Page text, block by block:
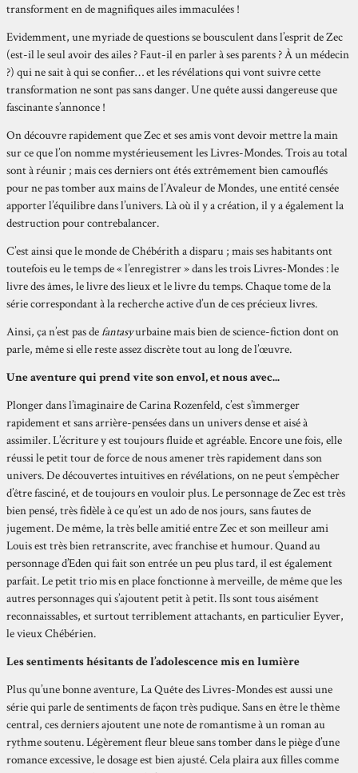
transforment en de magnifiques ailes immaculées !
Evidemment, une myriade de questions se bousculent dans l’esprit de Zec
(est-il le seul avoir des ailes ? Faut-il en parler à ses parents ? À un médecin
?) qui ne sait à qui se confier… et les révélations qui vont suivre cette
transformation ne sont pas sans danger. Une quête aussi dangereuse que
fascinante s’annonce !
On découvre rapidement que Zec et ses amis vont devoir mettre la main
sur ce que l’on nomme mystérieusement les Livres-Mondes. Trois au total
sont à réunir ; mais ces derniers ont étés extrêmement bien camouflés
pour ne pas tomber aux mains de l’Avaleur de Mondes, une entité censée
apporter l’équilibre dans l’univers. Là où il y a création, il y a également la
destruction pour contrebalancer.
C’est ainsi que le monde de Chébérith a disparu ; mais ses habitants ont
toutefois eu le temps de « l’enregistrer » dans les trois Livres-Mondes : le
livre des âmes, le livre des lieux et le livre du temps. Chaque tome de la
série correspondant à la recherche active d’un de ces précieux livres.
Ainsi, ça n’est pas defantasyurbaine mais bien de science-fiction dont on
parle, même si elle reste assez discrète tout au long de l’œuvre.
Une aventure qui prend vite son envol, et nous avec...
Plonger dans l’imaginaire de Carina Rozenfeld, c’est s’immerger
rapidement et sans arrière-pensées dans un univers dense et aisé à
assimiler. L’écriture y est toujours fluide et agréable. Encore une fois, elle
réussi le petit tour de force de nous amener très rapidement dans son
univers. De découvertes intuitives en révélations, on ne peut s’empêcher
d’être fasciné, et de toujours en vouloir plus. Le personnage de Zec est très
bien pensé, très fidèle à ce qu’est un ado de nos jours, sans fautes de
jugement. De même, la très belle amitié entre Zec et son meilleur ami
Louis est très bien retranscrite, avec franchise et humour. Quand au
personnage d’Eden qui fait son entrée un peu plus tard, il est également
parfait. Le petit trio mis en place fonctionne à merveille, de même que les
autres personnages qui s’ajoutent petit à petit. Ils sont tous aisément
reconnaissables, et surtout terriblement attachants, en particulier Eyver,
le vieux Chébérien.
Les sentiments hésitants de l’adolescence mis en lumière
Plus qu’une bonne aventure, La Quête des Livres-Mondes est aussi une
série qui parle de sentiments de façon très pudique. Sans en être le thème
central, ces derniers ajoutent une note de romantisme à un roman au
rythme soutenu. Légèrement fleur bleue sans tomber dans le piège d’une
romance excessive, le dosage est bien ajusté. Cela plaira aux filles comme